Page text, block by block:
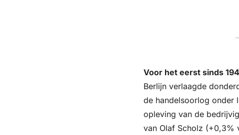
Voor het eerst sinds
Berlijn verlaagde
de handelsoorlog onder
opleving van de
van Olaf Scholz (+0,3%